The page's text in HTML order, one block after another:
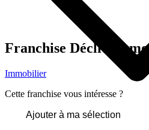
Franchise Déclic Immo
Immobilier
Cette franchise vous intéresse ?
Ajouter à ma sélection